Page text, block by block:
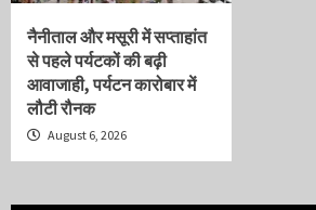
नैनीताल और मसूरी में सप्ताहांत
से पहले पर्यटकों की बढ़ी
आवाजाही, पर्यटन कारोबार में
लौटी रौनक
August 6, 2026